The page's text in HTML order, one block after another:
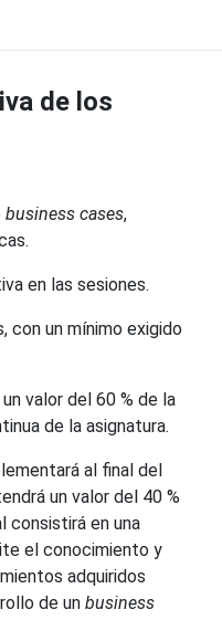
de los
business cases,
en las sesiones.
con un mínimo exigido
valor del 60 % de la
de la asignatura.
al final del
un valor del 40 %
consistirá en una
el conocimiento y
adquiridos
de un business